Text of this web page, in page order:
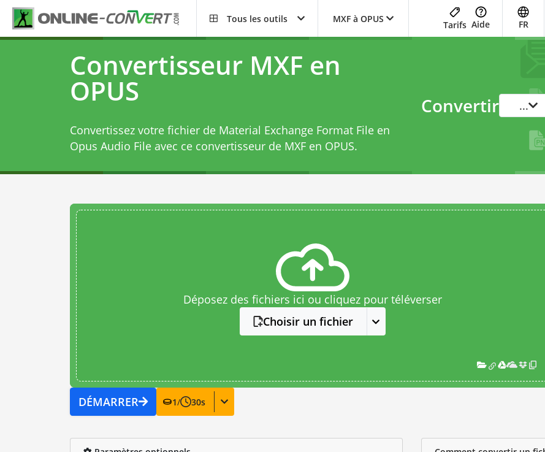
Tous les outils MXF à OPUS
Tarifs Aide FR
Convertisseur MXF en
OPUS
Convertissez votre fichier de Material Exchange Format File en
Opus Audio File avec ce convertisseur de MXF en OPUS.
Convertir ...
Déposez des fichiers ici ou cliquez pour téléverser
Choisir un fichier
DÉMARRER 1/ 30s